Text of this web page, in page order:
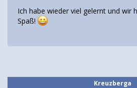
Ich habe wieder viel gelernt und wir
Spaß!
Kreuzberga